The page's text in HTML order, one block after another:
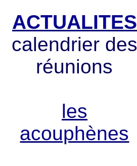
ACTUALITES
calendrier des
réunions
les
acouphènes